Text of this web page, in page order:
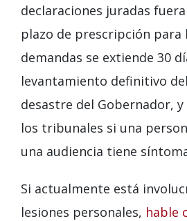
declaraciones juradas
plazo de prescripción para
demandas se extiende 30
levantamiento definitivo
desastre del Gobernador,
los tribunales si una
una audiencia tiene
Si actualmente está
lesiones personales, hable